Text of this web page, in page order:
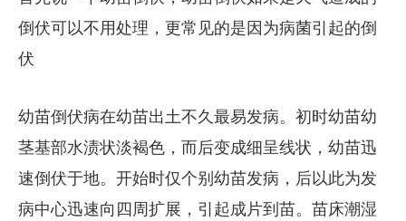
倒伏可以不用处理，更常见的是因为病菌引起的倒
伏
幼苗倒伏病在幼苗出土不久最易发病。初时幼苗幼
茎基部水渍状淡褐色，而后变成细呈线状，幼苗迅
速倒伏于地。开始时仅个别幼苗发病，后以此为发
病中心迅速向四周扩展，引起成片到苗。苗床潮湿